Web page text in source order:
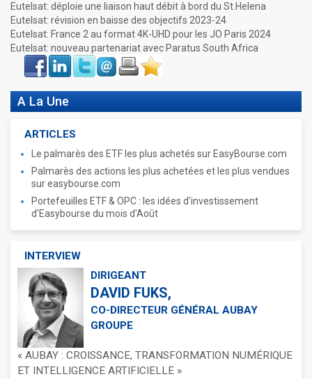
Eutelsat: déploie une liaison haut débit à bord du St.Helena
Eutelsat: révision en baisse des objectifs 2023-24
Eutelsat: France 2 au format 4K-UHD pour les JO Paris 2024
Eutelsat: nouveau partenariat avec Paratus South Africa
Face
book
LinkIn Twitter Envoyer ImprimerFavoris
A La Une
ARTICLES
Le palmarès des ETF les plus achetés sur EasyBourse.com
Palmarès des actions les plus achetées et les plus vendues
sur easybourse.com
Portefeuilles ETF & OPC : les idées d'investissement
d'Easybourse du mois d'Août
INTERVIEW
DIRIGEANT
DAVID FUKS,
CO-DIRECTEUR GÉNÉRAL AUBAY
GROUPE
« AUBAY : CROISSANCE, TRANSFORMATION NUMÉRIQUE
ET INTELLIGENCE ARTIFICIELLE »